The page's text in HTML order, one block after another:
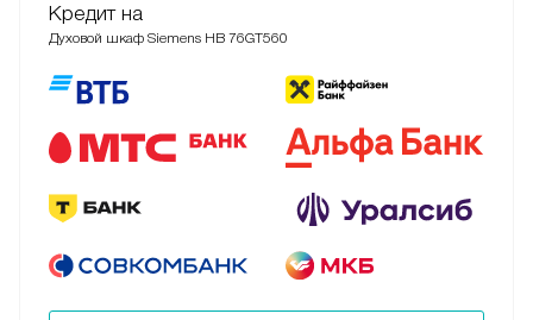
Кредит на
Духовой шкаф Siemens HB 76GT560